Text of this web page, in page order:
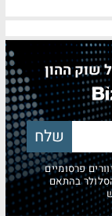
שוק ההון
פרסומיים
בהתאם